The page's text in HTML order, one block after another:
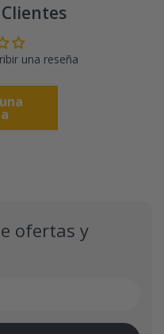
una reseña
ofertas y